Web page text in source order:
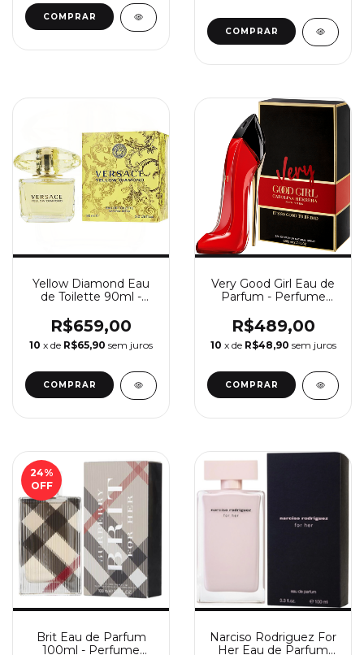
COMPRAR
COMPRAR
Yellow Diamond Eau
de Toilette 90ml -
Versace
R$659,00
10 x de R$65,90 sem juros
COMPRAR
Very Good Girl Eau de
Parfum - Perfume
Herrera
R$489,00
10 x de R$48,90 sem juros
COMPRAR
24%
OFF
Brit Eau de Parfum
100ml - Perfume
Narciso Rodriguez For
Her Eau de Parfum